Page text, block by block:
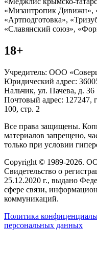
«Мизантропик Дивижн»,
«Артподготовка»,
«Славянский союз»,
18+
Учредитель: ООО
Юридический адрес:
Нальчик, ул. Пачева, д. 36
Почтовый адрес: 127247,
100, стр. 2
Все права защищены.
материалов запрещено,
только при условии
Copyright © 1989-2026.
Свидетельство о
25.12.2020 г., выдано
сфере связи,
коммуникаций.
Политика
персональных данных